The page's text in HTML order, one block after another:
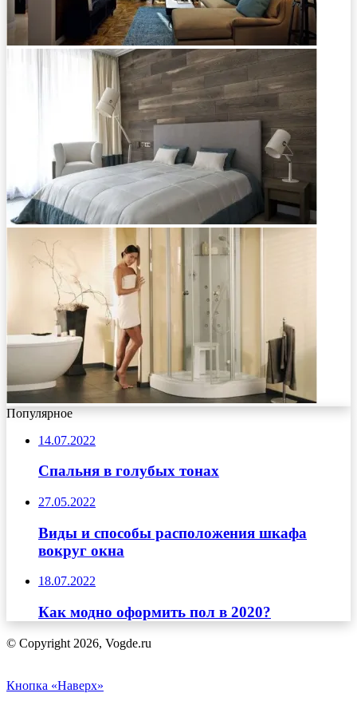
Популярное
14.07.2022
Спальня в голубых тонах
27.05.2022
Виды и способы расположения шкафа
вокруг окна
18.07.2022
Как модно оформить пол в 2020?
© Copyright 2026, Vogde.ru
Кнопка «Наверх»